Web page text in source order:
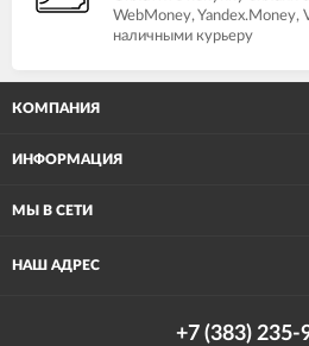
WebMoney, Yandex.Money,
наличными курьеру
КОМПАНИЯ
ИНФОРМАЦИЯ
МЫ В СЕТИ
НАШ АДРЕС
+7 (383) 235-